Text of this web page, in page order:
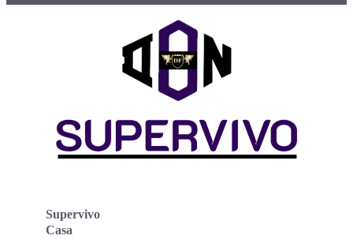
Supervivo
Casa